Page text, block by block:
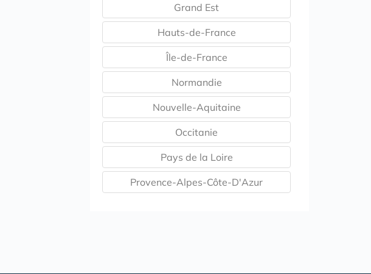
Grand Est
Hauts-de-France
Île-de-France
Normandie
Nouvelle-Aquitaine
Occitanie
Pays de la Loire
Provence-Alpes-Côte-D'Azur